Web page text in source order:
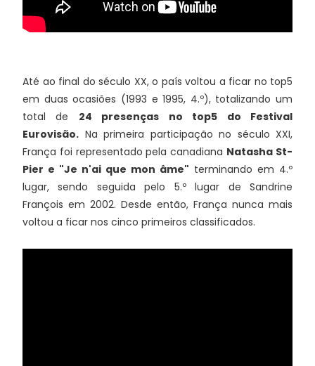
Até ao final do século XX, o país voltou a ficar no top5
em duas ocasiões (1993 e 1995, 4.º), totalizando um
total de 24 presenças no top5 do Festival
Eurovisão. Na primeira participação no século XXI,
França foi representado pela canadiana Natasha St-
Pier e "Je n'ai que mon âme" terminando em 4.º
lugar, sendo seguida pelo 5.º lugar de Sandrine
François em 2002. Desde então, França nunca mais
voltou a ficar nos cinco primeiros classificados.